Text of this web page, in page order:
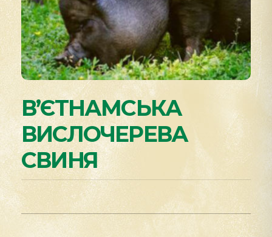
В’ЄТНАМСЬКА
ВИСЛОЧЕРЕВА
СВИНЯ